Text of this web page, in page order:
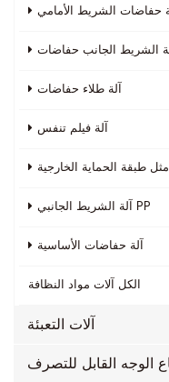
حفاضات الشريط الأمامي
الشريط الجانب حفاضات
آلة طلاء حفاضات
آلة فيلم تنفس
طبقة الحماية الخارجية
آلة الشريط الجانبي PP
آلة حفاضات الأساسية
الكل آلات مواد النظافة
آلات التعبئة
الوجه القابل للتصرف